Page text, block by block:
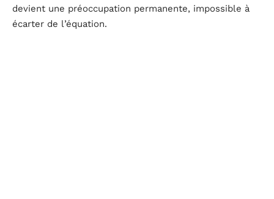
devient une préoccupation permanente, impossible à
écarter de l’équation.